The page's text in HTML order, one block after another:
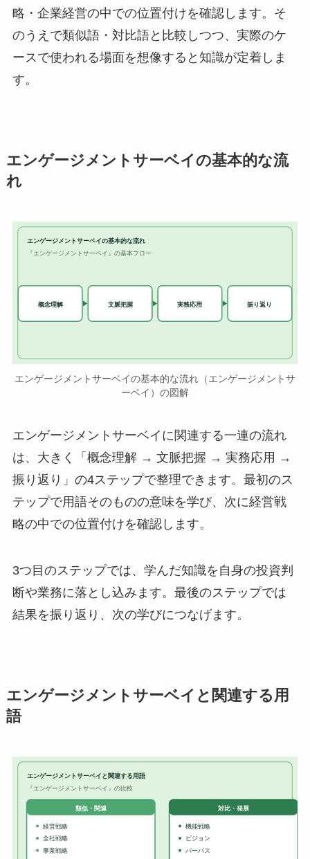
略・企業経営の中での位置付けを確認します。そ
のうえで類似語・対比語と比較しつつ、実際のケ
ースで使われる場面を想像すると知識が定着しま
す。
エンゲージメントサーベイの基本的な流
れ
エンゲージメントサーベイの基本的な流れ
『エンゲージメントサーベイ』の基本フロー
概念理解 文脈把握 実務応用 振り返り
エンゲージメントサーベイの基本的な流れ（エンゲージメントサ
ーベイ）の図解
エンゲージメントサーベイに関連する一連の流れ
は、大きく「概念理解 → 文脈把握 → 実務応用 →
振り返り」の4ステップで整理できます。最初のス
テップで用語そのものの意味を学び、次に経営戦
略の中での位置付けを確認します。
3つ目のステップでは、学んだ知識を自身の投資判
断や業務に落とし込みます。最後のステップでは
結果を振り返り、次の学びにつなげます。
エンゲージメントサーベイと関連する用
語
エンゲージメントサーベイと関連する用語
『エンゲージメントサーベイ』の比較
類似・関連
経営戦略
全社戦略
事業戦略
対比・発展
機能戦略
ビジョン
パーパス